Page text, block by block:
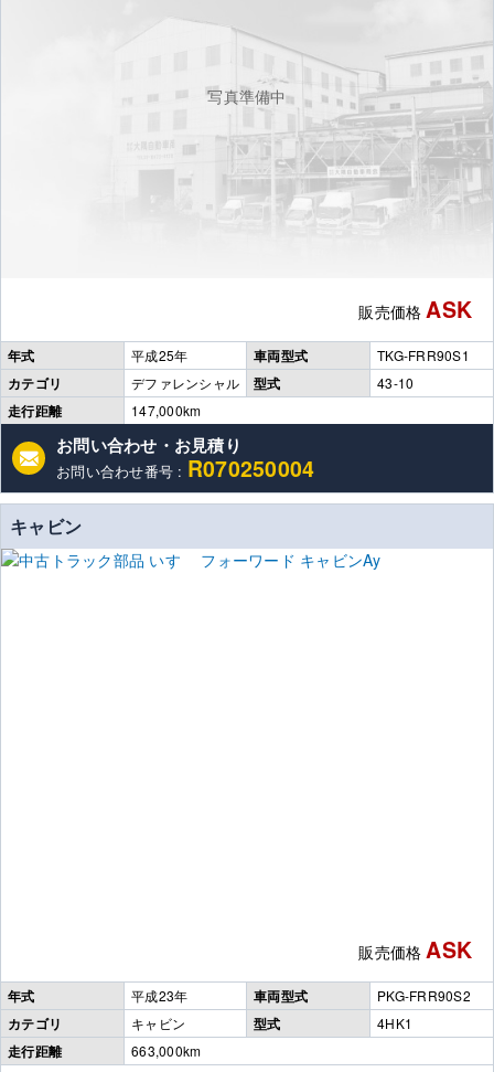
写真準備中
販売価格 ASK
年式 平成25年 車両型式 TKG-FRR90S1
カテゴリ デファレンシャル 型式 43-10
走行距離 147,000km
お問い合わせ・お見積り
お問い合わせ番号 : R070250004
キャビン
販売価格 ASK
年式 平成23年 車両型式 PKG-FRR90S2
カテゴリ キャビン 型式 4HK1
走行距離
663,000km